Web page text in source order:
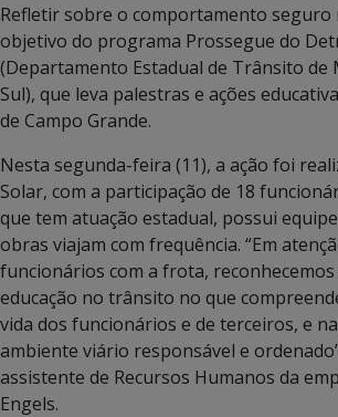
Refletir sobre o comportamento
objetivo do programa Prossegue do
(Departamento Estadual de Trânsito de
Sul), que leva palestras e ações
de Campo Grande.
Nesta segunda-feira (11), a ação foi
Solar, com a participação de 18
que tem atuação estadual, possui
obras viajam com frequência. “Em
funcionários com a frota, reconhecemos
educação no trânsito no que
vida dos funcionários e de terceiros, e
ambiente viário responsável e
assistente de Recursos Humanos da
Engels.